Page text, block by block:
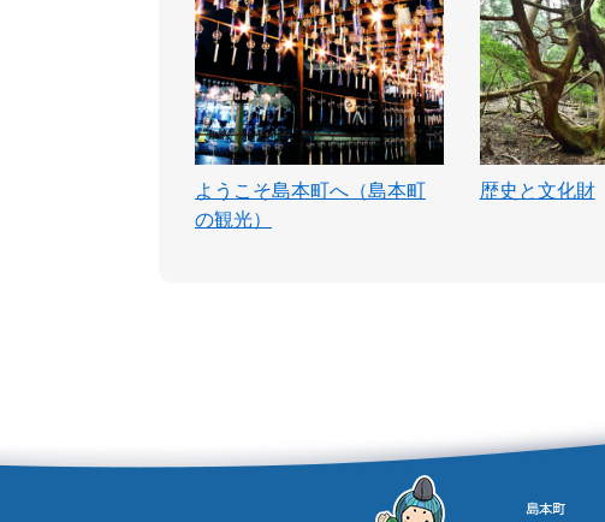
ようこそ島本町へ（島本町
の観光）
歴史と文化財